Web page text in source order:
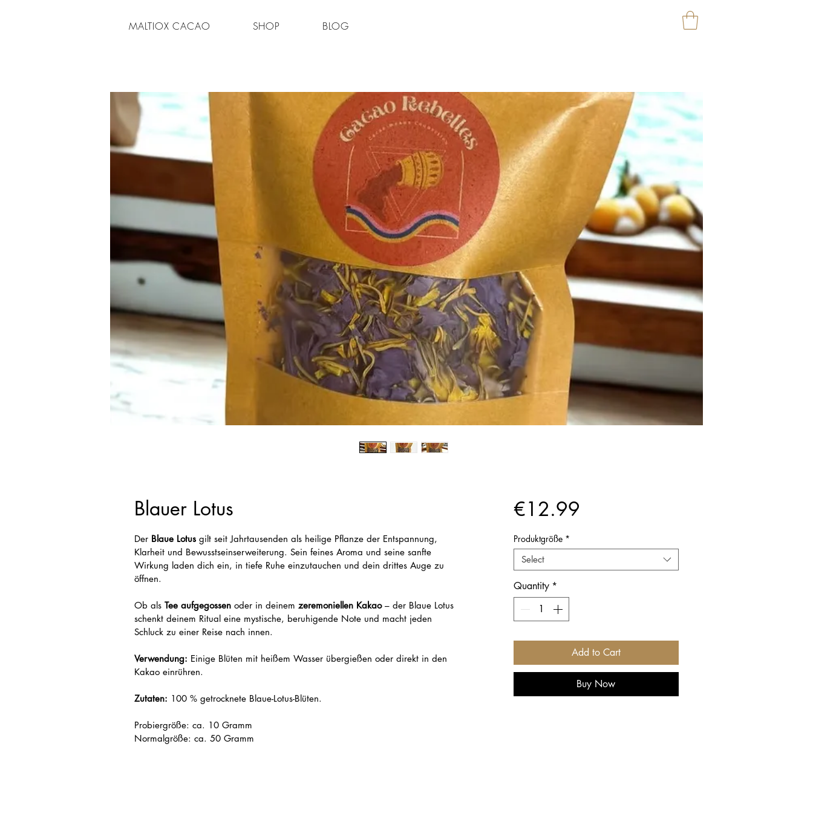
MALTIOX CACAO SHOP BLOG
Blauer Lotus
Der Blaue Lotus gilt seit Jahrtausenden als heilige Pflanze der Entspannung,
Klarheit und Bewusstseinserweiterung. Sein feines Aroma und seine sanfte
Wirkung laden dich ein, in tiefe Ruhe einzutauchen und dein drittes Auge zu
öffnen.
Ob als Tee aufgegossen oder in deinem zeremoniellen Kakao – der Blaue Lotus
schenkt deinem Ritual eine mystische, beruhigende Note und macht jeden
Schluck zu einer Reise nach innen.
Verwendung: Einige Blüten mit heißem Wasser übergießen oder direkt in den
Kakao einrühren.
Zutaten: 100 % getrocknete Blaue-Lotus-Blüten.
Probiergröße: ca. 10 Gramm
Normalgröße: ca. 50 Gramm
€12.99
Produktgröße *
Select
Quantity *
Add to Cart
Buy Now